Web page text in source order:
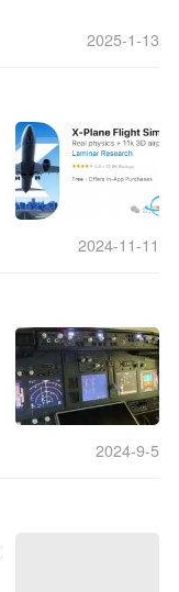
2025-1-13
2024-11-11
2024-9-5